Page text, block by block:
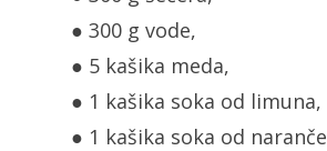
● 300 g vode,
● 5 kašika meda,
● 1 kašika soka od limuna,
● 1 kašika soka od naranče